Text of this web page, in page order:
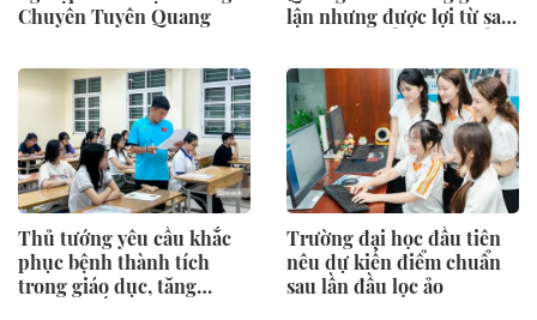
Chuyên Tuyên Quang
lận nhưng được lợi từ sai
không?
Thủ tướng yêu cầu khắc
phục bệnh thành tích
trong giáo dục, tăng
Trường đại học đầu tiên
nêu dự kiến điểm chuẩn
sau lần đầu lọc ảo